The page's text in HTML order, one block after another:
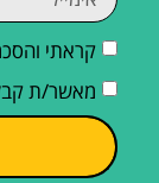
קראתי
מאשר/ת